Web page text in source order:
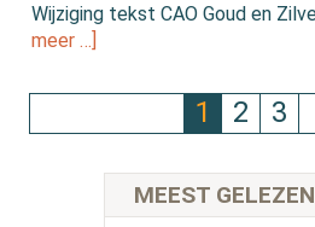
Wijziging tekst CAO Goud en
meer …]
1 2 3
MEEST GELEZEN